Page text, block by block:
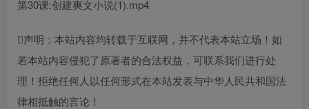
第30课:创建爽文小说(1).mp4
声明：本站内容均转载于互联网，并不代表本站立场！如
若本站内容侵犯了原著者的合法权益，可联系我们进行处
理！拒绝任何人以任何形式在本站发表与中华人民共和国法
律相抵触的言论！